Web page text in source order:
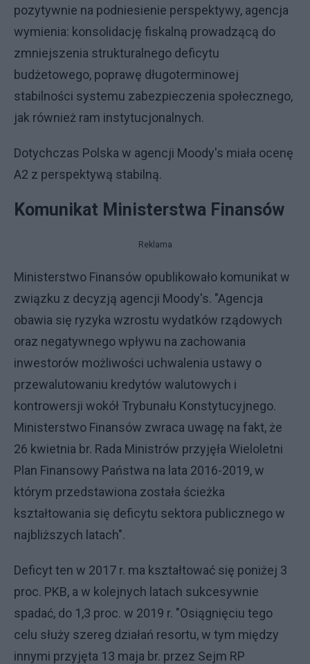
pozytywnie na podniesienie perspektywy, agencja
wymienia: konsolidację fiskalną prowadzącą do
zmniejszenia strukturalnego deficytu
budżetowego, poprawę długoterminowej
stabilności systemu zabezpieczenia społecznego,
jak również ram instytucjonalnych.
Dotychczas Polska w agencji Moody's miała ocenę
A2 z perspektywą stabilną.
Komunikat Ministerstwa Finansów
Reklama
Ministerstwo Finansów opublikowało komunikat w
związku z decyzją agencji Moody's. "Agencja
obawia się ryzyka wzrostu wydatków rządowych
oraz negatywnego wpływu na zachowania
inwestorów możliwości uchwalenia ustawy o
przewalutowaniu kredytów walutowych i
kontrowersji wokół Trybunału Konstytucyjnego.
Ministerstwo Finansów zwraca uwagę na fakt, że
26 kwietnia br. Rada Ministrów przyjęła Wieloletni
Plan Finansowy Państwa na lata 2016-2019, w
którym przedstawiona została ścieżka
kształtowania się deficytu sektora publicznego w
najbliższych latach".
Deficyt ten w 2017 r. ma kształtować się poniżej 3
proc. PKB, a w kolejnych latach sukcesywnie
spadać, do 1,3 proc. w 2019 r. "Osiągnięciu tego
celu służy szereg działań resortu, w tym między
innymi przyjęta 13 maja br. przez Sejm RP